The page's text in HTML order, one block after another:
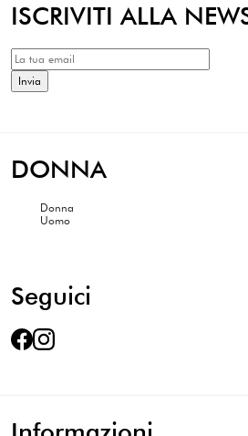
ISCRIVITI ALLA
DONNA
Donna
Uomo
Seguici